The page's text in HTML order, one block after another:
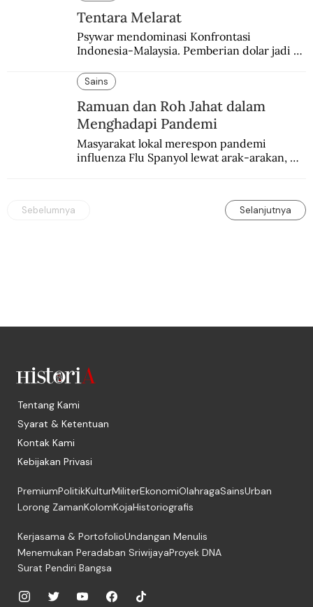
Tentara Melarat
Psywar mendominasi Konfrontasi
Indonesia-Malaysia. Pemberian dolar jadi
Sains
Ramuan dan Roh Jahat dalam
Menghadapi Pandemi
Masyarakat lokal merespon pandemi
influenza Flu Spanyol lewat arak-arakan,
Sebelumnya Selanjutnya
Tentang Kami
Syarat & Ketentuan
Kontak Kami
Kebijakan Privasi
PremiumPolitikKulturMiliterEkonomiOlahragaSainsUrban
Lorong ZamanKolomKojaHistoriografis
Kerjasama & PortofolioUndangan Menulis
Menemukan Peradaban SriwijayaProyek DNA
Surat Pendiri Bangsa